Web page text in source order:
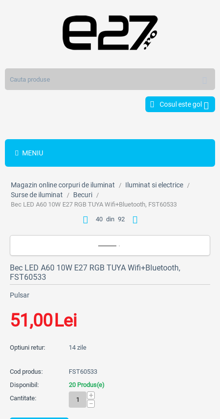
Cosul este gol
MENIU
Magazin online corpuri de iluminat / Iluminat si electrice /
Surse de iluminat / Becuri /
Bec LED A60 10W E27 RGB TUYA Wifi+Bluetooth, FST60533
40 din 92
Bec LED A60 10W E27 RGB TUYA Wifi+Bluetooth,
FST60533
Pulsar
51,00 Lei
Optiuni retur: 14 zile
Cod produs:
FST60533
Disponibil:
20 Produs(e)
Cantitate:
+
−